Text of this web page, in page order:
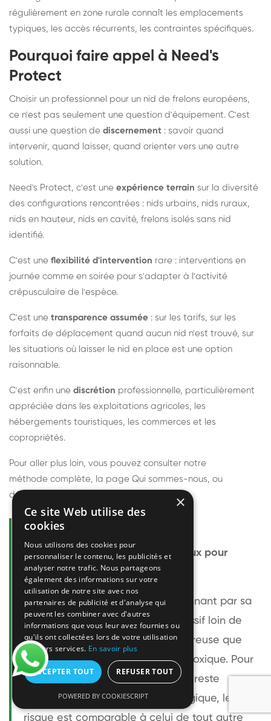
régulièrement en zone rurale connaît les emplacements
typiques, les accès récurrents, les contraintes spécifiques.
Pourquoi faire appel à Need's
Protect
Choisir un professionnel pour un nid de frelons européens,
ce n'est pas seulement une question d'équipement. C'est
aussi une question de discernement : savoir quand
intervenir, quand laisser, quand orienter vers une autre
solution.
Need's Protect, c'est une expérience terrain sur la diversité
des configurations rencontrées : nids urbains, nids ruraux,
nids en hauteur, nids en cavité, frelons isolés sans nid
identifié.
C'est une flexibilité d'intervention rare : interventions en
journée comme en soirée pour s'adapter à l'activité
crépusculaire de l'espèce.
C'est une transparence assumée : sur les tarifs, sur les
forfaits de déplacement quand aucun nid n'est trouvé, sur
les situations où laisser le nid en place est une option
raisonnable.
C'est enfin une discrétion professionnelle, particulièrement
appréciée dans les exploitations agricoles, les
hébergements touristiques, les commerces et les
copropriétés.
Pour aller plus loin, vous pouvez consulter notre
méthode complète, la page Qui sommes-nous, ou
découvrir
Questions fréquentes
Le frelon européen est-il dangereux pour
l'homme ?
Le frelon européen est impressionnant par sa
taille mais relativement peu agressif loin de
son nid. Sa piqûre est plus douloureuse que
celle d'une guêpe sans être plus toxique. Pour
une personne non allergique, elle reste
bénigne. Pour une personne allergique, le
risque est comparable à celui de tout autre
×
Ce site Web utilise des
cookies
Nous utilisons des cookies pour
personnaliser le contenu, les publicités et
analyser notre trafic. Nous partageons
également des informations sur votre
utilisation de notre site avec nos
partenaires de publicité et d'analyse qui
peuvent les combiner avec d'autres
informations que vous leur avez fournies ou
qu'ils ont collectées lors de votre utilisation
de leurs services. En savoir plus
ACCEPTER TOUT REFUSER TOUT
POWERED BY COOKIESCRIPT